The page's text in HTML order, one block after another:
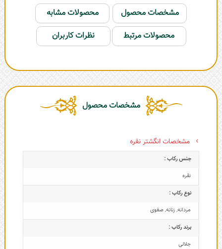
مشخصات محصول
محصولات مشابه
محصولات مرتبط
نظرات کاربران
مشخصات محصول
مشخصات انگشتر نقره
جنس رکاب :
نقره
نوع رکاب :
مردانه,زنانه,صفوی
برند رکاب :
جلالی